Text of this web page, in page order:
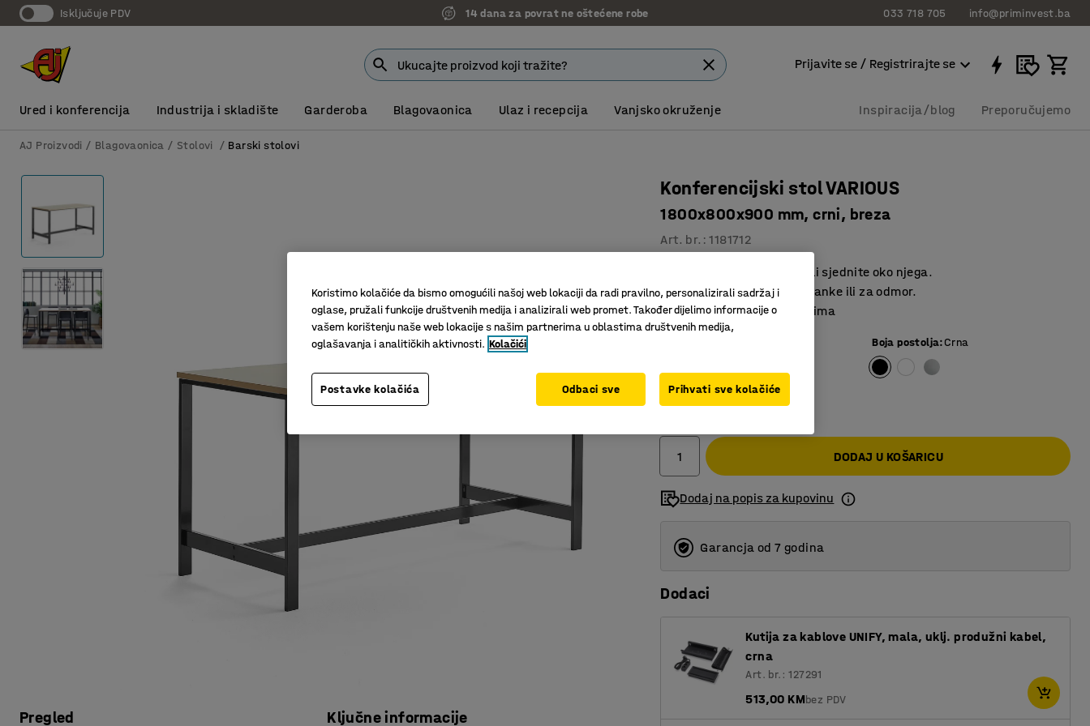
Isključuje PDV 14 dana za povrat ne oštećene robe 033 718 705 info@priminvest.ba
Prijavite se / Registrirajte se
Ured i konferencija Industrija i skladište Garderoba Blagovaonica Ulaz i recepcija Vanjsko okruženje Inspiracija/blog Preporučujemo
AJ Proizvodi Blagovaonica Stolovi Barski stolovi
Pregled Ključne informacije
Konferencijski stol VARIOUS
1800x800x900 mm, crni, breza
Art. br. :1181712
Koristite stol za stajati ili sjednite oko njega.
Savršen za sobe za sastanke ili za odmor.
Odgovara mnogim mjestima
Boja postolja:Crna
943,00 KM
DODAJ U KOŠARICU
Dodaj na popis za kupovinu
Garancja od 7 godina
Dodaci
Kutija za kablove UNIFY, mala, uklj. produžni kabel,
crna
Art. br.: 127291
513,00 KMbez PDV
Koristimo kolačiće da bismo omogućili našoj web lokaciji da radi pravilno, personalizirali sadržaj i
oglase, pružali funkcije društvenih medija i analizirali web promet. Također dijelimo informacije o
vašem korištenju naše web lokacije s našim partnerima u oblastima društvenih medija,
oglašavanja i analitičkih aktivnosti. Kolačići
Postavke kolačića Odbaci sve Prihvati sve kolačiće